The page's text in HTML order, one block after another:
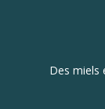
Des miels